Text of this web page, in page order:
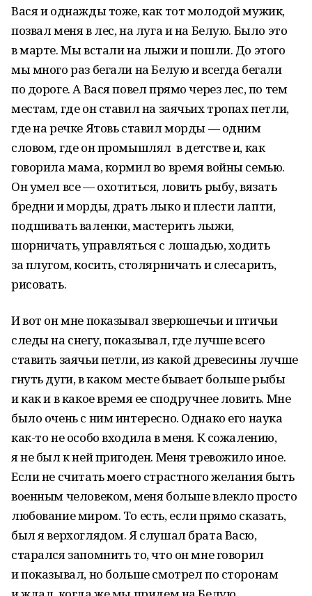
Вася и однажды тоже, как тот молодой мужик,
позвал меня в лес, на луга и на Белую. Было это
в марте. Мы встали на лыжи и пошли. До этого
мы много раз бегали на Белую и всегда бегали
по дороге. А Вася повел прямо через лес, по тем
местам, где он ставил на заячьих тропах петли,
где на речке Ятовь ставил морды — одним
словом, где он промышлял в детстве и, как
говорила мама, кормил во время войны семью.
Он умел все — охотиться, ловить рыбу, вязать
бредни и морды, драть лыко и плести лапти,
подшивать валенки, мастерить лыжи,
шорничать, управляться с лошадью, ходить
за плугом, косить, столярничать и слесарить,
рисовать.
И вот он мне показывал зверюшечьи и птичьи
следы на снегу, показывал, где лучше всего
ставить заячьи петли, из какой древесины лучше
гнуть дуги, в каком месте бывает больше рыбы
и как и в какое время ее сподручнее ловить. Мне
было очень с ним интересно. Однако его наука
как-то не особо входила в меня. К сожалению,
я не был к ней пригоден. Меня тревожило иное.
Если не считать моего страстного желания быть
военным человеком, меня больше влекло просто
любование миром. То есть, если прямо сказать,
был я верхоглядом. Я слушал брата Васю,
старался запомнить то, что он мне говорил
и показывал, но больше смотрел по сторонам